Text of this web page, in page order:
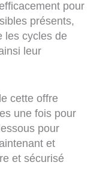
pour
présents,
les cycles de
leur
cette offre
une fois pour
pour
et
et sécurisé